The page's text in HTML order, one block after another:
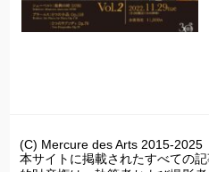
(C) Mercure des Arts 2015-2025
本サイトに掲載されたすべての